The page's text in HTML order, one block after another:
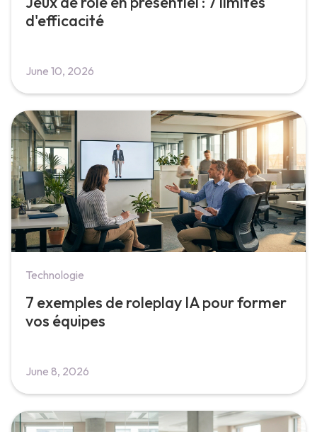
d'efficacité
June 10, 2026
Technologie
7 exemples de roleplay IA pour former
vos équipes
June 8, 2026